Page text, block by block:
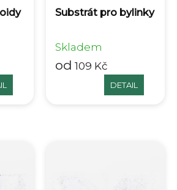
Substrát pro bylinky
Skladem
od 109 Kč
DETAIL